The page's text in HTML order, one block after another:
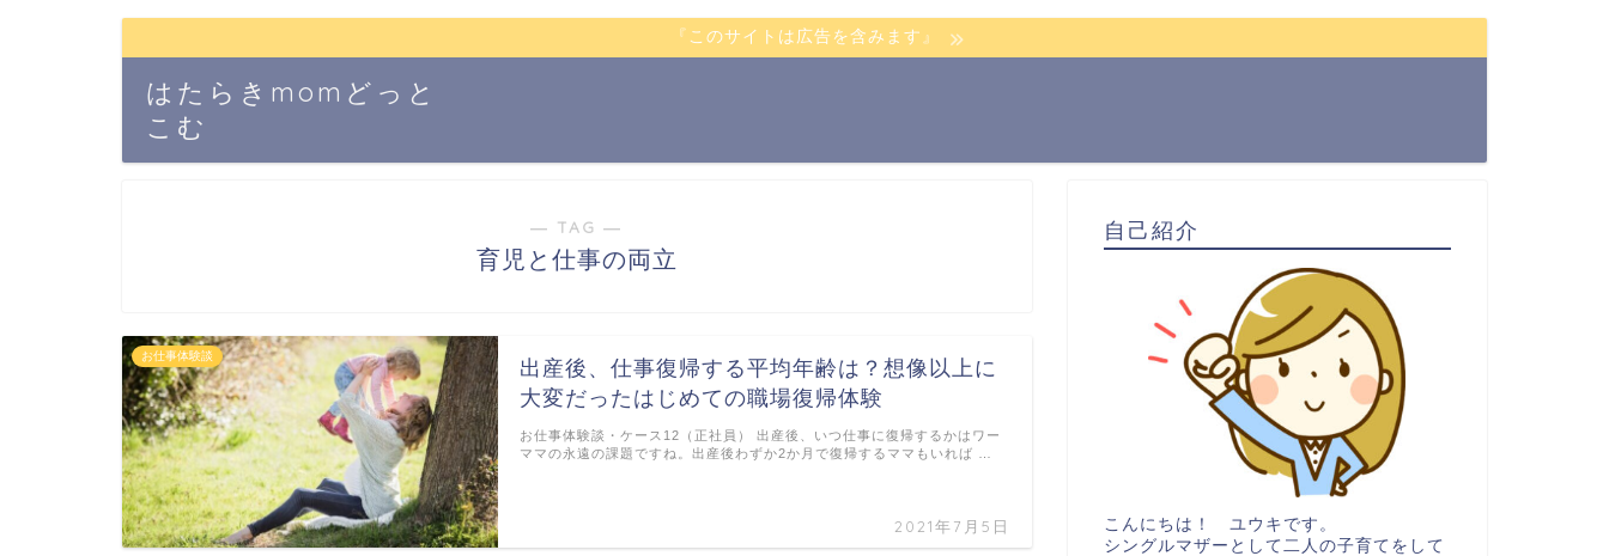
『このサイトは広告を含みます』
はたらきmomどっと
こむ
― TAG ―
育児と仕事の両立
お仕事体験談
出産後、仕事復帰する平均年齢は？想像以上に
大変だったはじめての職場復帰体験
2021年7月5日
お仕事体験談・ケース12（正社員） 出産後、いつ仕事に復帰するかはワー
ママの永遠の課題ですね。出産後わずか2か月で復帰するママもいれば …
自己紹介
こんにちは！ ユウキです。
シングルマザーとして二人の子育てをして